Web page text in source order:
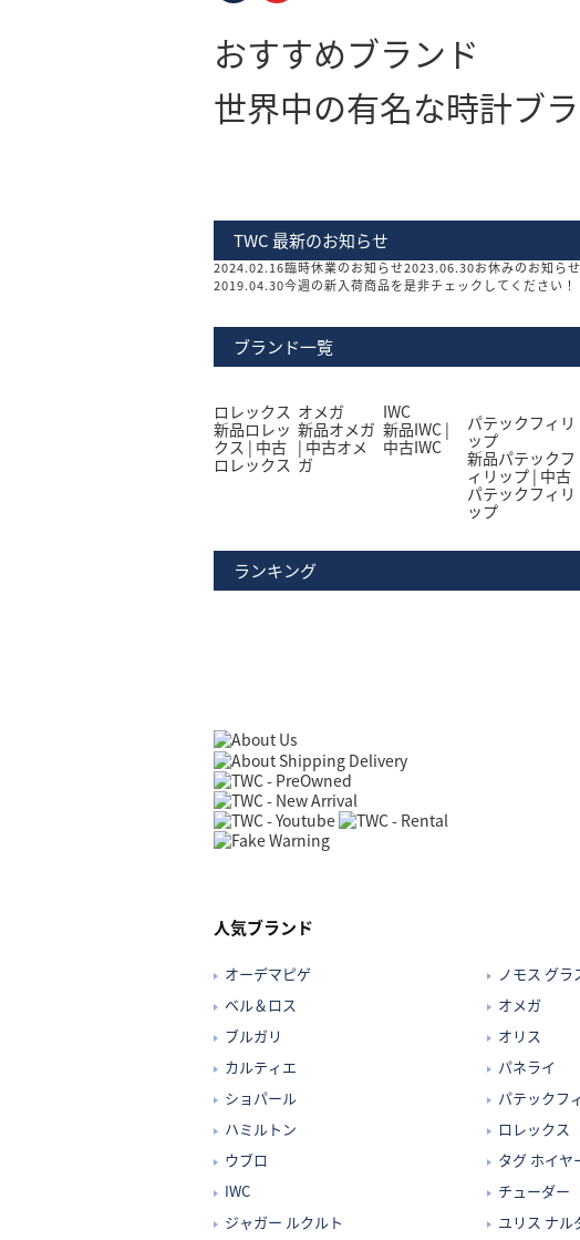
おすすめブランド
世界中の有名な時計ブ
TWC 最新のお知らせ
2024.02.16臨時休業のお知らせ2023.06.30お休みのお知らせ
2019.04.30今週の新入荷商品を是非チェックしてください！
ブランド一覧
ロレックス
新品ロレッ
クス | 中古
ロレックス
オメガ
新品オメガ
| 中古オメ
ガ
IWC
新品IWC |
中古IWC
パテックフィリ
ップ
新品パテックフ
ィリップ | 中古
パテックフィリ
ップ
ランキング
人気ブランド
オーデマピゲ
ベル＆ロス
ブルガリ
カルティエ
ショパール
ハミルトン
ウブロ
IWC
ジャガー ルクルト
ノモス グラ
オメガ
オリス
パネライ
パテックフ
ロレックス
タグ ホイヤ
チューダー
ユリス ナル